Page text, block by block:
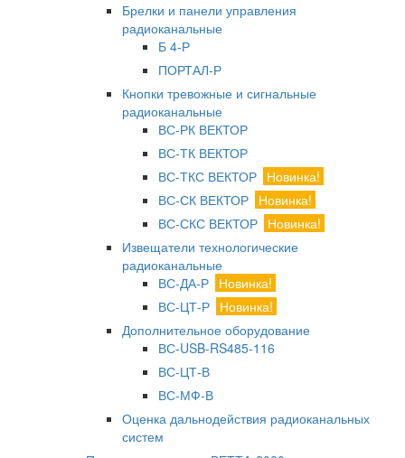
Брелки и панели управления
радиоканальные
Б 4-Р
ПОРТАЛ-Р
Кнопки тревожные и сигнальные
радиоканальные
ВС-РК ВЕКТОР
ВС-ТК ВЕКТОР
ВС-ТКС ВЕКТОР Новинка!
ВС-СК ВЕКТОР Новинка!
ВС-СКС ВЕКТОР Новинка!
Извещатели технологические
радиоканальные
ВС-ДА-Р Новинка!
ВС-ЦТ-Р Новинка!
Дополнительное оборудование
ВС-USB-RS485-116
ВС-ЦТ-В
ВС-МФ-В
Оценка дальнодействия радиоканальных
систем